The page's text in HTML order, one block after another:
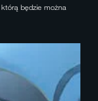
będzie można